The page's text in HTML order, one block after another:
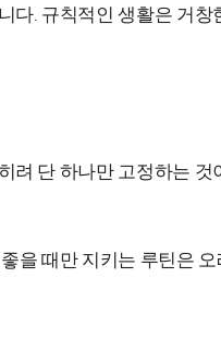
다. 규칙적인 생활은 거
단 하나만 고정하는 것
을 때만 지키는 루틴은